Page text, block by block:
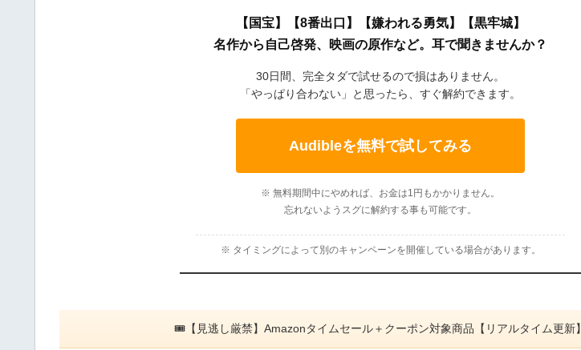
【国宝】【8番出口】【嫌われる勇気】【黒牢城】
名作から自己啓発、映画の原作など。耳で聞きませんか？
30日間、完全タダで試せるので損はありません。
「やっぱり合わない」と思ったら、すぐ解約できます。
Audibleを無料で試してみる
※ 無料期間中にやめれば、お金は1円もかかりません。
忘れないようスグに解約する事も可能です。
※ タイミングによって別のキャンペーンを開催している場合があります。
🎟【見逃し厳禁】Amazonタイムセール＋クーポン対象商品【リアルタイム更新】